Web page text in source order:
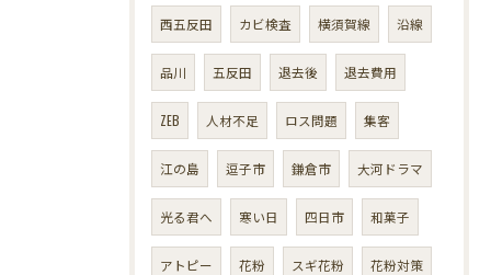
西五反田 カビ検査 横須賀線 沿線
品川 五反田 退去後 退去費用
ZEB 人材不足 ロス問題 集客
江の島 逗子市 鎌倉市 大河ドラマ
光る君へ 寒い日 四日市 和菓子
アトピー 花粉 スギ花粉 花粉対策